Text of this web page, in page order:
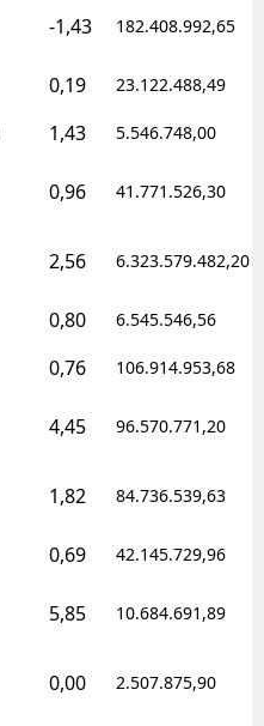
-1,43 182.408.992,65
0,19 23.122.488,49
1,43 5.546.748,00
0,96 41.771.526,30
2,56 6.323.579.482,20
0,80 6.545.546,56
0,76 106.914.953,68
4,45 96.570.771,20
1,82 84.736.539,63
0,69 42.145.729,96
5,85 10.684.691,89
0,00 2.507.875,90